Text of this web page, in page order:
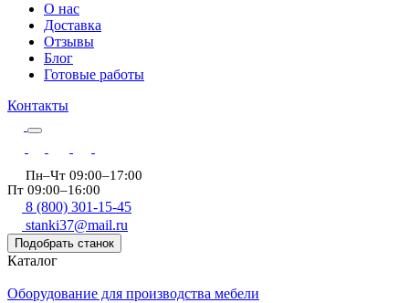
О нас
Доставка
Отзывы
Блог
Готовые работы
Контакты
Пн–Чт 09:00–17:00
Пт 09:00–16:00
8 (800) 301-15-45
stanki37@mail.ru
Подобрать станок
Каталог
Оборудование для производства мебели